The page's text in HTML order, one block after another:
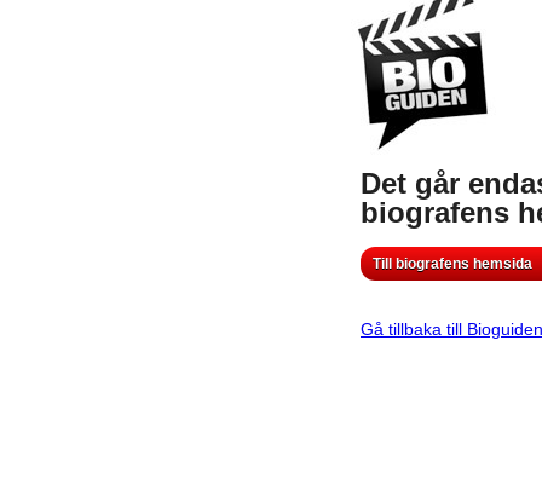
Det går
biografens
Till biografens hemsida
Gå tillbaka till Bioguiden